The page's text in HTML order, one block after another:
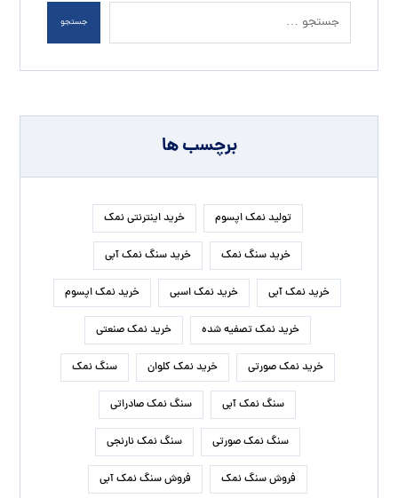
جستجو
برچسب ها
تولید نمک اپسوم خرید اینترنتی نمک
خرید سنگ نمک خرید سنگ نمک آبی
خرید نمک آبی خرید نمک اسبی خرید نمک اپسوم
خرید نمک تصفیه شده خرید نمک صنعتی
خرید نمک صورتی خرید نمک کلوان سنگ نمک
سنگ نمک آبی سنگ نمک صادراتی
سنگ نمک صورتی سنگ نمک نارنجی
فروش سنگ نمک فروش سنگ نمک آبی